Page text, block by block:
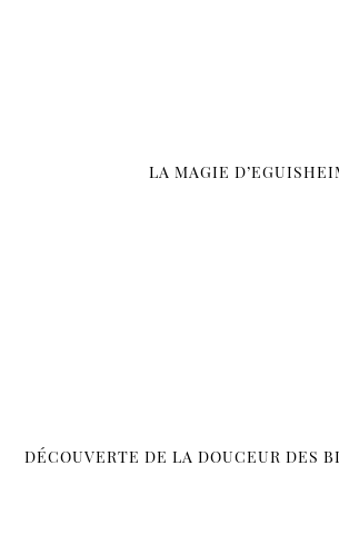
LA MAGIE
DÉCOUVERTE DE LA DOUCEUR DES